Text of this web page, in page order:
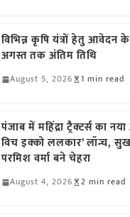
विभिन्न कृषि यंत्रों हेतु
अगस्त तक अंतिम तिथि
August 5, 2026 1 min read
पंजाब में महिंद्रा ट्रैक्टर्स का
विच इक्को ललकार’ लॉन्च,
परमिश वर्मा बने चेहरा
August 4, 2026 2 min read